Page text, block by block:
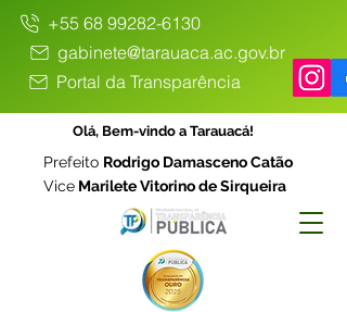
+55 68 99282-6130
gabinete@tarauaca.ac.gov.br
Portal da Transparência
Olá, Bem-vindo a Tarauacá!
Prefeito Rodrigo Damasceno Catão
Vice Marilete Vitorino de Sirqueira